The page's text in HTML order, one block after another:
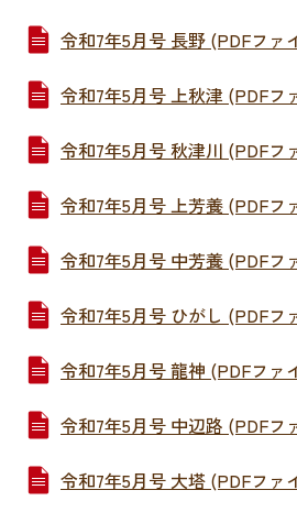
令和7年5月号 長野 (PDFファ
令和7年5月号 上秋津 (PDFフ
令和7年5月号 秋津川 (PDFフ
令和7年5月号 上芳養 (PDFフ
令和7年5月号 中芳養 (PDFフ
令和7年5月号 ひがし (PDFフ
令和7年5月号 龍神 (PDFファ
令和7年5月号 中辺路 (PDFフ
令和7年5月号 大塔 (PDFファ